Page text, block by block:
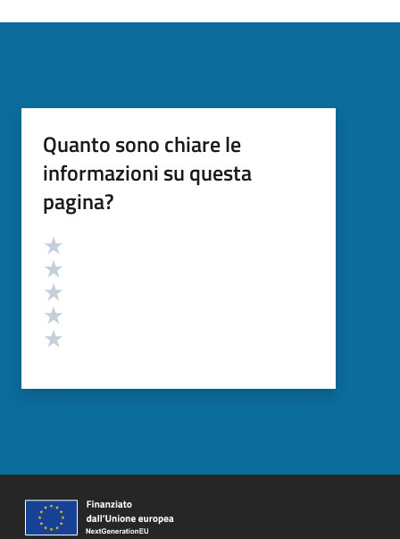
Quanto sono chiare le
informazioni su questa
pagina?
Valutazione